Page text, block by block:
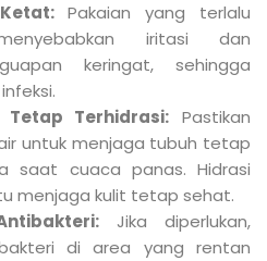
Pakaian yang terlalu
iritasi dan
keringat, sehingga
Terhidrasi: Pastikan
untuk menjaga tubuh tetap
saat cuaca panas. Hidrasi
menjaga kulit tetap sehat.
Jika diperlukan,
di area yang rentan